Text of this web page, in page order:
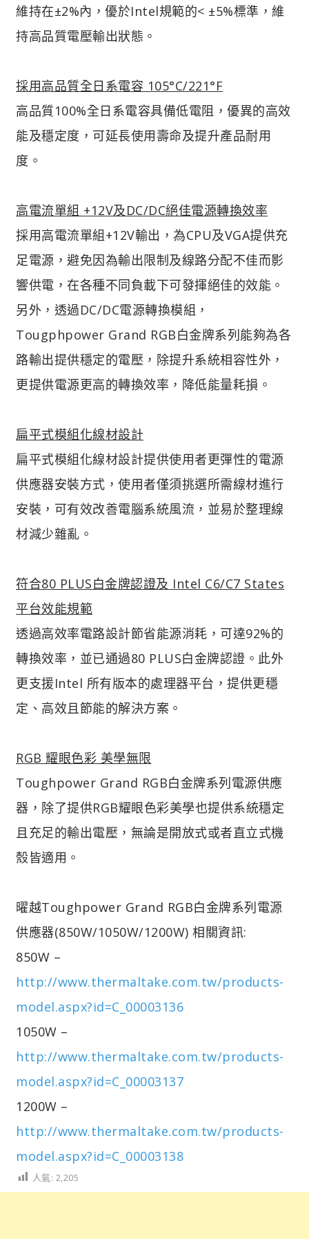
維持在±2%內，優於Intel規範的< ±5%標準，維
持高品質電壓輸出狀態。
採用高品質全日系電容 105°C/221°F
高品質100%全日系電容具備低電阻，優異的高效
能及穩定度，可延長使用壽命及提升產品耐用
度。
高電流單組 +12V及DC/DC絕佳電源轉換效率
採用高電流單組+12V輸出，為CPU及VGA提供充
足電源，避免因為輸出限制及線路分配不佳而影
響供電，在各種不同負載下可發揮絕佳的效能。
另外，透過DC/DC電源轉換模組，
Tougphpower Grand RGB白金牌系列能夠為各
路輸出提供穩定的電壓，除提升系統相容性外，
更提供電源更高的轉換效率，降低能量耗損。
扁平式模組化線材設計
扁平式模組化線材設計提供使用者更彈性的電源
供應器安裝方式，使用者僅須挑選所需線材進行
安裝，可有效改善電腦系統風流，並易於整理線
材減少雜亂。
符合80 PLUS白金牌認證及 Intel C6/C7 States
平台效能規範
透過高效率電路設計節省能源消耗，可達92%的
轉換效率，並已通過80 PLUS白金牌認證。此外
更支援Intel 所有版本的處理器平台，提供更穩
定、高效且節能的解決方案。
RGB 耀眼色彩 美學無限
Toughpower Grand RGB白金牌系列電源供應
器，除了提供RGB耀眼色彩美學也提供系統穩定
且充足的輸出電壓，無論是開放式或者直立式機
殼皆適用。
曜越Toughpower Grand RGB白金牌系列電源
供應器(850W/1050W/1200W) 相關資訊:
850W –
http://www.thermaltake.com.tw/products-
model.aspx?id=C_00003136
1050W –
http://www.thermaltake.com.tw/products-
model.aspx?id=C_00003137
1200W –
http://www.thermaltake.com.tw/products-
model.aspx?id=C_00003138
人氣: 2,205